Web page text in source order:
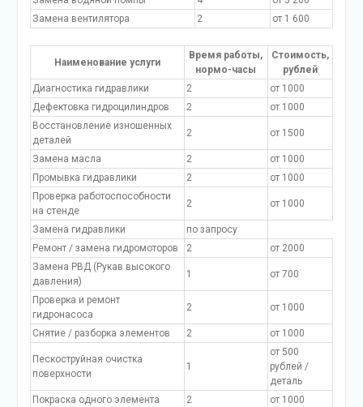
Замена вентилятора
2 от 1 600
Наименование услуги
Время работы,
нормо-часы
Стоимость,
рублей
Диагностика гидравлики
2
от 1000
Дефектовка гидроцилиндров
2
от 1000
Восстановление изношенных
деталей
2 от 1500
Замена масла 2
от 1000
Промывка гидравлики
2
от 1000
Проверка работоспособности
на стенде
2 от 1000
Замена гидравлики
по запросу
Ремонт / замена гидромоторов
2
от 2000
Замена РВД (Рукав высокого
давления)
1 от 700
Проверка и ремонт
гидронасоса
2 от 1000
Снятие / разборка элементов 2 от 1000
Пескоструйная очистка
поверхности
1
от 500
рублей /
деталь
Покраска одного элемента
2
от 1000